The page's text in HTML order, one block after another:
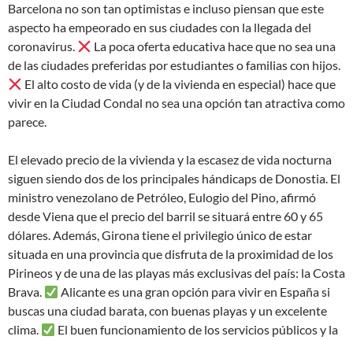
Barcelona no son tan optimistas e incluso piensan que este
aspecto ha empeorado en sus ciudades con la llegada del
coronavirus.
La poca oferta educativa hace que no sea una
de las ciudades preferidas por estudiantes o familias con hijos.
El alto costo de vida (y de la vivienda en especial) hace que
vivir en la Ciudad Condal no sea una opción tan atractiva como
parece.
El elevado precio de la vivienda y la escasez de vida nocturna
siguen siendo dos de los principales hándicaps de Donostia. El
ministro venezolano de Petróleo, Eulogio del Pino, afirmó
desde Viena que el precio del barril se situará entre 60 y 65
dólares. Además, Girona tiene el privilegio único de estar
situada en una provincia que disfruta de la proximidad de los
Pirineos y de una de las playas más exclusivas del país: la Costa
Brava.
Alicante es una gran opción para vivir en España si
buscas una ciudad barata, con buenas playas y un excelente
clima.
El buen funcionamiento de los servicios públicos y la